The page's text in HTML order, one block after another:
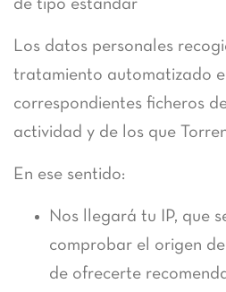
de tipo estándar
Los datos personales
tratamiento automatizado
correspondientes ficheros
actividad y de los que
En ese sentido:
Nos llegará tu IP, que
comprobar el origen
de ofrecerte